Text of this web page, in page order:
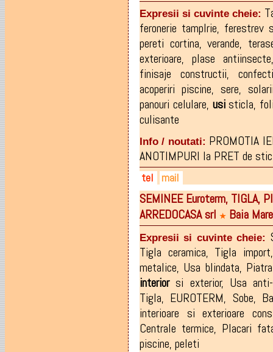
0746-560175
Expresii si cuvinte cheie:
feronerie tamplrie, ferestrev
pereti cortina,verande,
exterioare, plase antiinsecte
finisaje constructii,
acoperiri piscine,sere,
panouri celulare, usisticla,
culisante
Info / noutati: PROMOTIA
ANOTIMPURI la PRET de
tel
0722-688.914
0746-084.272
mail
afaceribaiamare@yahoo.com
SEMINEE Euroterm, TIGLA,
ARREDOCASA srl ★ Baia Mare
Expresii si cuvinte cheie:
Tigla ceramica, Tigla import
metalice, Usa blindata,
interiorsi exterior, Usa
Tigla, EUROTERM, Sobe,
interioare si exterioare
Centrale termice, Placari
piscine, peleti